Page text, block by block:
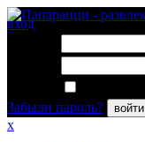
вход
Забыли пароль?
войти
x